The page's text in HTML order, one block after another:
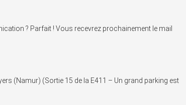
? Parfait ! Vous recevrez prochainement le mail
(Namur) (Sortie 15 de la E411 – Un grand parking est